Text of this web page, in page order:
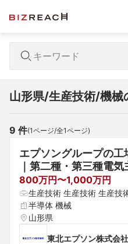
山形県/生産技術/機械
9 件(1ページ/全1ページ)
エプソングループの工
｜第二種・第三種電
三種公害防止管理者歓迎
800万円〜1,000万円
生産技術 生産技術 生産技
半導体 機械
山形県
東北エプソン株式会社